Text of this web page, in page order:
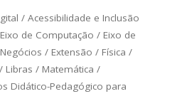
/Acessibilidade e Inclusão
Eixo de Computação / Eixo de
/ Extensão / Física /
/ Libras / Matemática /
Didático-Pedagógico para